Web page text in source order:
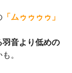
「ムゥゥゥゥ」
音より低めの
。